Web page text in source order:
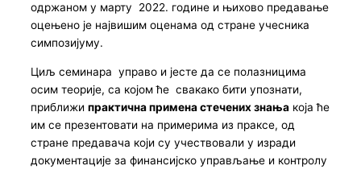
одржаном у марту 2022. године и њихово предавање
оцењено је највишим оценама од стране учесника
симпозијуму.
Циљ семинара управо и јесте да се полазницима
осим теорије, са којом ће свакако бити упознати,
приближипрактична примена стечених знања која ће
им се презентовати на примерима из праксе, од
стране предавача који су учествовали у изради
документације за финансијско управљање и контролу